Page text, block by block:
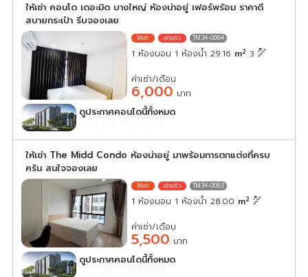
ให้เช่า คอนโด เดอะมิด บางใหญ่ ห้องน่าอยู่ เฟอร์พร้อม ราคาดี
สบายกระเป๋า รีบจองเลย
TM34-0064
1 ห้องนอน 1 ห้องน้ำ 29.16 m2 3
ค่าเช่า/เดือน
6,000 บาท
ดูประกาศคอนโดนี้ทั้งหมด
เลือกดูประกาศคอนโดนี้
ให้เช่า The Midd Condo ห้องน่าอยู่ มาพร้อมการตกแต่งที่ครบ
ครัน สนใจจองเลย
TM34-0063
1 ห้องนอน 1 ห้องน้ำ 28.00 m2
ค่าเช่า/เดือน
5,500 บาท
ดูประกาศคอนโดนี้ทั้งหมด
เลือกดูประกาศคอนโดนี้